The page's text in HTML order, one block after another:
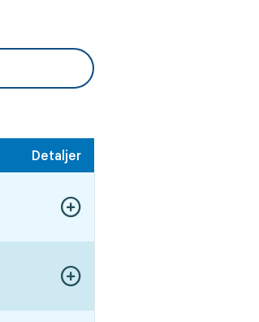
Detaljer
Visa fler detaljer
Visa fler detaljer